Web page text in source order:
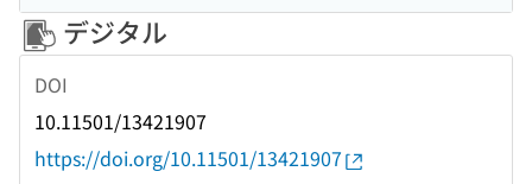
デジタル
DOI
10.11501/13421907
https://doi.org/10.11501/13421907